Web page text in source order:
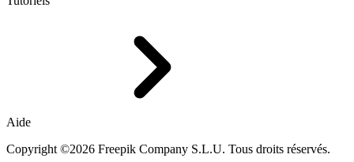
Aide
Copyright ©2026 Freepik Company S.L.U. Tous droits réservés.